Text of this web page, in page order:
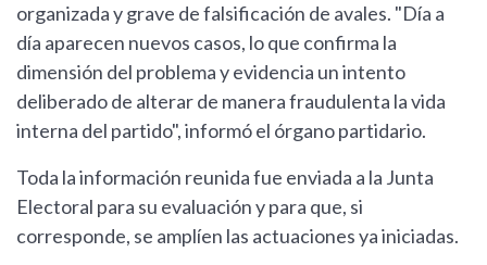
organizada y grave de falsificación de avales. "Día a
día aparecen nuevos casos, lo que confirma la
dimensión del problema y evidencia un intento
deliberado de alterar de manera fraudulenta la vida
interna del partido", informó el órgano partidario.
Toda la información reunida fue enviada a la Junta
Electoral para su evaluación y para que, si
corresponde, se amplíen las actuaciones ya iniciadas.